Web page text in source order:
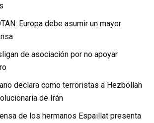
Europa debe asumir un mayor
de asociación por no apoyar
declara como terroristas a Hezbollah
de Irán
de los hermanos Espaillat presenta